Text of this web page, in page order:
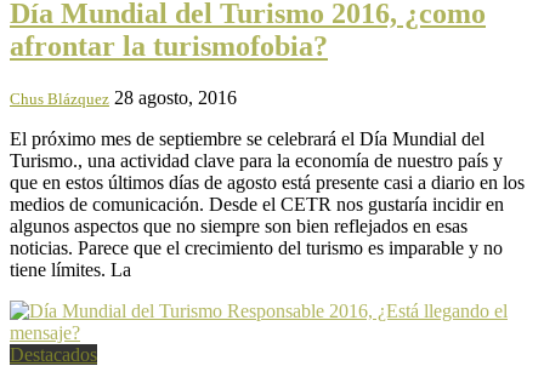
Día Mundial del Turismo 2016, ¿como
afrontar la turismofobia?
Chus Blázquez 28 agosto, 2016
El próximo mes de septiembre se celebrará el Día Mundial del
Turismo., una actividad clave para la economía de nuestro país y
que en estos últimos días de agosto está presente casi a diario en los
medios de comunicación. Desde el CETR nos gustaría incidir en
algunos aspectos que no siempre son bien reflejados en esas
noticias. Parece que el crecimiento del turismo es imparable y no
tiene límites. La
Destacados